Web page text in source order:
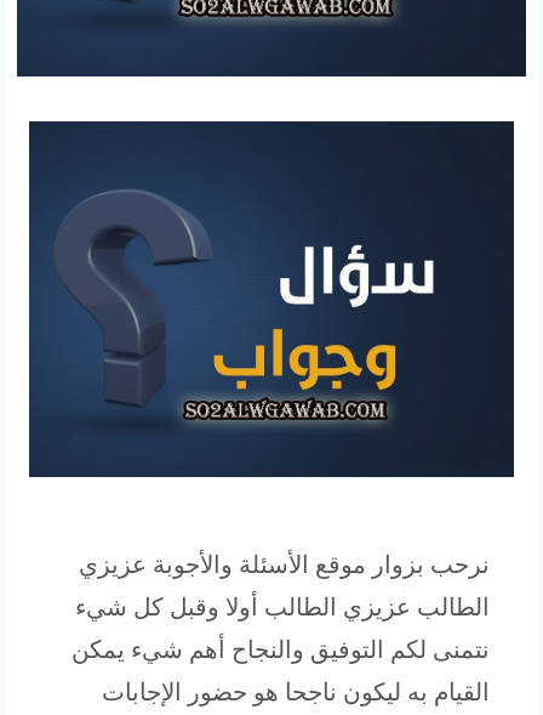
نرحب بزوار موقع الأسئلة والأجوبة عزيزي
الطالب عزيزي الطالب أولا وقبل كل شيء
نتمنى لكم التوفيق والنجاح أهم شيء يمكن
القيام به ليكون ناجحا هو حضور الإجابات